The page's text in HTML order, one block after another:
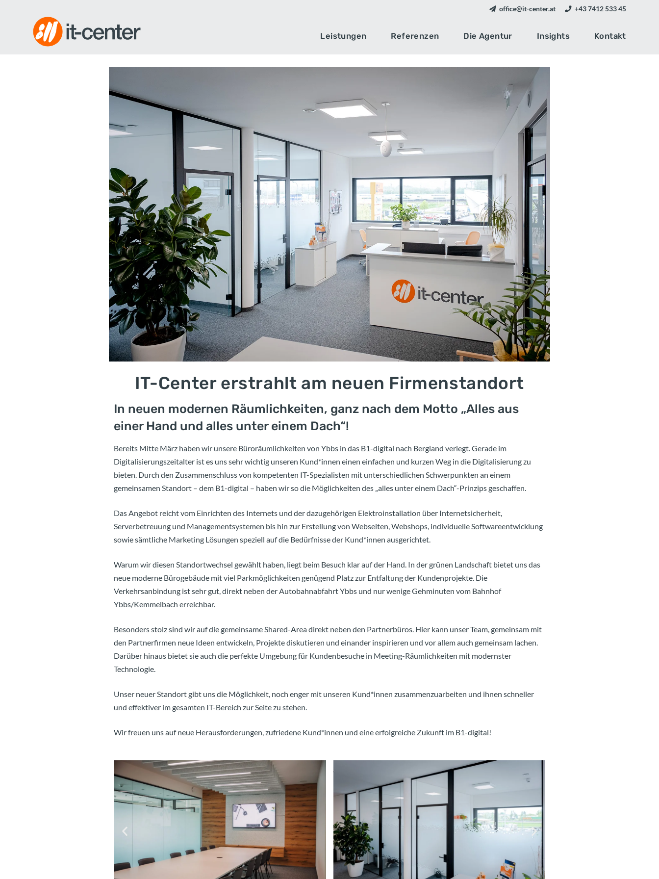
office@it-center.at +43 7412 533 45
Leistungen Referenzen Die Agentur Insights Kontakt
IT-Center erstrahlt am neuen Firmenstandort
In neuen modernen Räumlichkeiten, ganz nach dem Motto „Alles aus
einer Hand und alles unter einem Dach“!
Bereits Mitte März haben wir unsere Büroräumlichkeiten von Ybbs in das B1-digital nach Bergland verlegt. Gerade im
Digitalisierungszeitalter ist es uns sehr wichtig unseren Kund*innen einen einfachen und kurzen Weg in die Digitalisierung zu
bieten. Durch den Zusammenschluss von kompetenten IT-Spezialisten mit unterschiedlichen Schwerpunkten an einem
gemeinsamen Standort – dem B1-digital – haben wir so die Möglichkeiten des „alles unter einem Dach“-Prinzips geschaffen.
Das Angebot reicht vom Einrichten des Internets und der dazugehörigen Elektroinstallation über Internetsicherheit,
Serverbetreuung und Managementsystemen bis hin zur Erstellung von Webseiten, Webshops, individuelle Softwareentwicklung
sowie sämtliche Marketing Lösungen speziell auf die Bedürfnisse der Kund*innen ausgerichtet.
Warum wir diesen Standortwechsel gewählt haben, liegt beim Besuch klar auf der Hand. In der grünen Landschaft bietet uns das
neue moderne Bürogebäude mit viel Parkmöglichkeiten genügend Platz zur Entfaltung der Kundenprojekte. Die
Verkehrsanbindung ist sehr gut, direkt neben der Autobahnabfahrt Ybbs und nur wenige Gehminuten vom Bahnhof
Ybbs/Kemmelbach erreichbar.
Besonders stolz sind wir auf die gemeinsame Shared-Area direkt neben den Partnerbüros. Hier kann unser Team, gemeinsam mit
den Partnerfirmen neue Ideen entwickeln, Projekte diskutieren und einander inspirieren und vor allem auch gemeinsam lachen.
Darüber hinaus bietet sie auch die perfekte Umgebung für Kundenbesuche in Meeting-Räumlichkeiten mit modernster
Technologie.
Unser neuer Standort gibt uns die Möglichkeit, noch enger mit unseren Kund*innen zusammenzuarbeiten und ihnen schneller
und effektiver im gesamten IT-Bereich zur Seite zu stehen.
Wir freuen uns auf neue Herausforderungen, zufriedene Kund*innen und eine erfolgreiche Zukunft im B1-digital!